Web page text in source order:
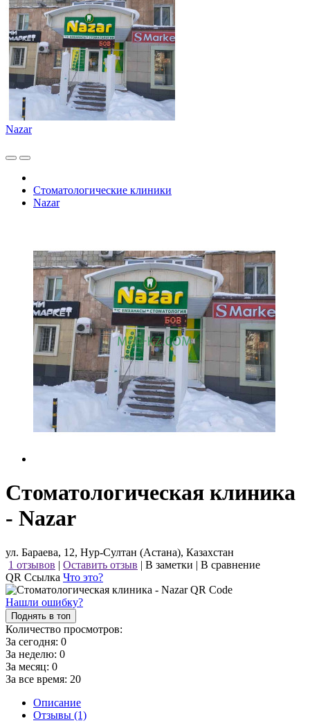
Nazar
Стоматологические клиники
Nazar
Стоматологическая клиника
- Nazar
ул. Бараева, 12, Нур-Султан (Астана), Казахстан
1 отзывов | Оставить отзыв | В заметки | В сравнение
QR Ссылка Что это?
Нашли ошибку?
Поднять в топ
Количество просмотров:
За сегодня: 0
За неделю: 0
За месяц: 0
За все время: 20
Описание
Отзывы (1)